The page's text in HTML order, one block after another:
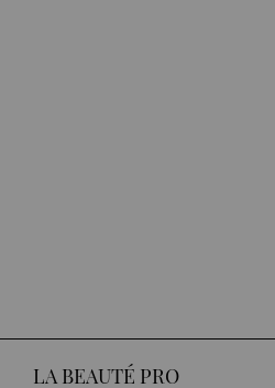
LA BEAUTÉ PRO